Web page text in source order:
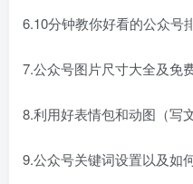
6.10分钟教你好看的公众号
7.公众号图片尺寸大全及免
8.利用好表情包和动图（写
9.公众号关键词设置以及如